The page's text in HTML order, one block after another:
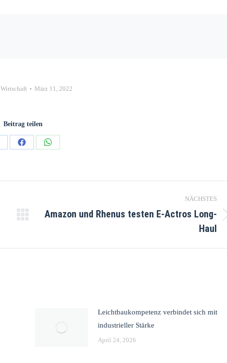
Wirtschaft März 11, 2022
Beitrag teilen
NÄCHSTES
Amazon und Rhenus testen E-Actros Long-
Haul
Leichtbaukompetenz verbindet sich mit
industrieller Stärke
April 24, 2026